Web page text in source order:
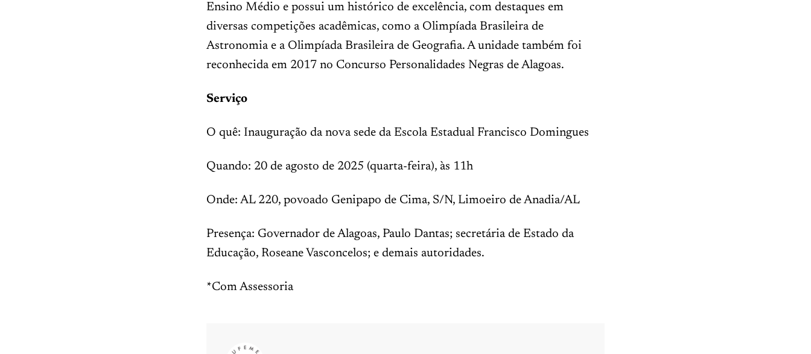
Ensino Médio e possui um histórico de excelência, com destaques em
diversas competições acadêmicas, como a Olimpíada Brasileira de
Astronomia e a Olimpíada Brasileira de Geografia. A unidade também foi
reconhecida em 2017 no Concurso Personalidades Negras de Alagoas.
Serviço
O quê: Inauguração da nova sede da Escola Estadual Francisco Domingues
Quando: 20 de agosto de 2025 (quarta-feira), às 11h
Onde: AL 220, povoado Genipapo de Cima, S/N, Limoeiro de Anadia/AL
Presença: Governador de Alagoas, Paulo Dantas; secretária de Estado da
Educação, Roseane Vasconcelos; e demais autoridades.
*Com Assessoria